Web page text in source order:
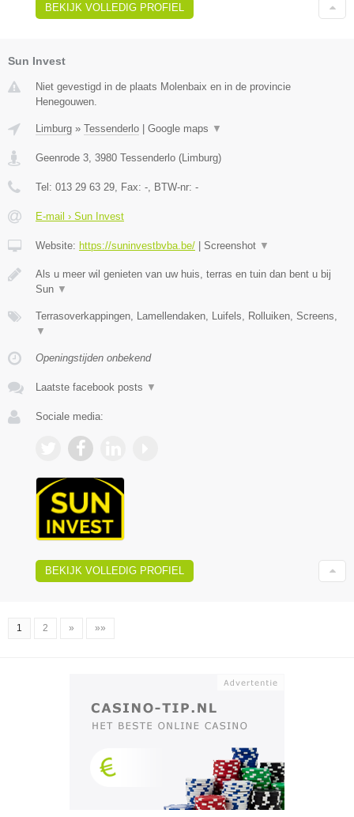
BEKIJK VOLLEDIG PROFIEL
Sun Invest
Niet gevestigd in de plaats Molenbaix en in de provincie
Henegouwen.
Limburg » Tessenderlo Google maps ▼
Geenrode 3 3980 Tessenderlo ( Limburg)
Tel: 013 29 63 29 , Fax: - , BTW-nr: -
E-mail › Sun Invest
Website: https://suninvestbvba.be/ Screenshot ▼
Als u meer wil genieten van uw huis, terras en tuin dan bent u bij
Sun ▼
Terrasoverkappingen, Lamellendaken, Luifels, Rolluiken, Screens,
▼
Openingstijden onbekend
Laatste facebook posts ▼
Sociale media:
BEKIJK VOLLEDIG PROFIEL
1 2 » »»